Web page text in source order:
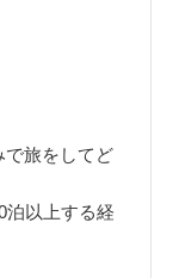
で旅をしてど
泊以上する経